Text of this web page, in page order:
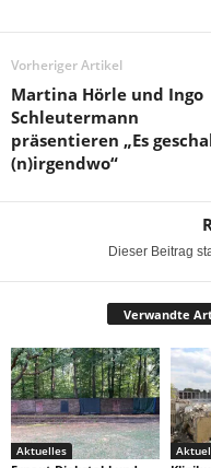
Vorheriger Artikel
Martina Hörle und Ingo
Schleutermann
präsentieren „Es
(n)irgendwo“
Dieser Beitrag
Verwandte
Aktuelles